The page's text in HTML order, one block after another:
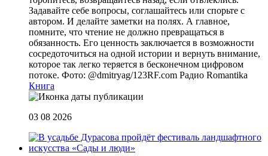
Задавайте себе вопросы, соглашайтесь или спорьте с
автором. И делайте заметки на полях. А главное,
помните, что чтение не должно превращаться в
обязанность. Его ценность заключается в возможности
сосредоточиться на одной истории и вернуть внимание,
которое так легко теряется в бесконечном цифровом
потоке. Фото: @dmitryag/123RF.com Радио Romantika
Книга
03 08 2026